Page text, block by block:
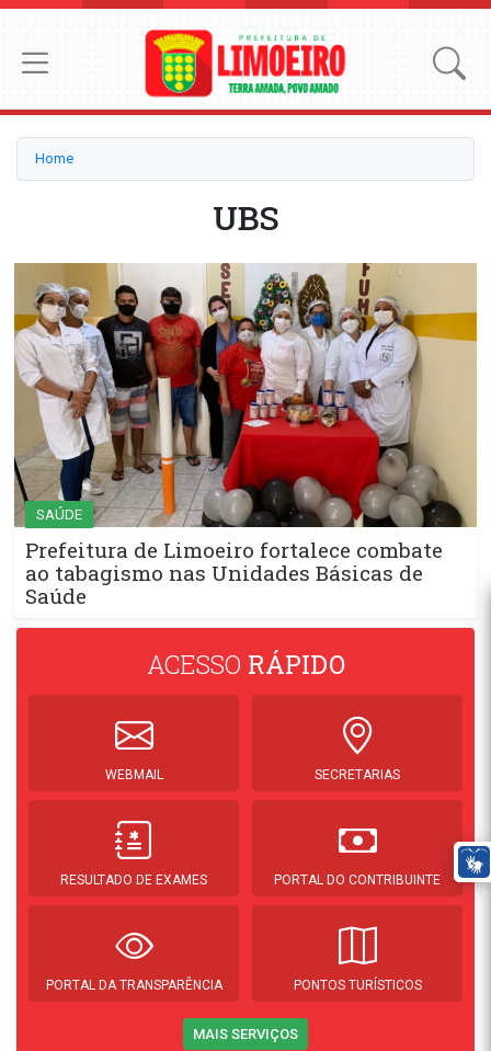
Home
UBS
SAÚDE
Prefeitura de Limoeiro fortalece combate
ao tabagismo nas Unidades Básicas de
Saúde
ACESSO RÁPIDO
WEBMAIL SECRETARIAS
RESULTADO DE EXAMES PORTAL DO CONTRIBUINTE
PORTAL DA TRANSPARÊNCIA PONTOS TURÍSTICOS
MAIS SERVIÇOS